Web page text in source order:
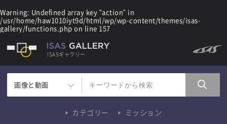
Warning: Undefined array key "action" in
/usr/home/haw1010iyt9d/html/wp/wp-content/themes/isas-
gallery/functions.php on line 157
ISASギャラリー
画像と動画
カテゴリー ミッション